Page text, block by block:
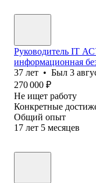
Руководитель IT
информационная
37 лет • Был 3
270 000 ₽
Не ищет работу
Конкретные
Общий опыт
17 лет 5 месяцев